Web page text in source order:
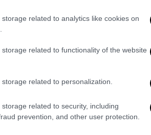
related to analytics like cookies on
related to functionality of the website
related to personalization.
related to security, including
prevention, and other user protection.
απαγόρευση των
από την Ισραηλινή
και
θα δημιουργηθούν
σήμερα το πρωί,για
λαό, να ενώσουμε τις
βγουν το βράδυ στην
η γενοκτονία και